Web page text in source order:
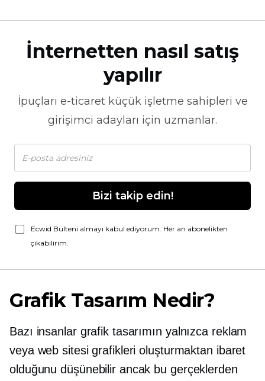
İnternetten nasıl satış
yapılır
İpuçları e-ticaretküçük işletme sahipleri ve
girişimci adayları için uzmanlar.
Bizi takip edin!
Ecwid Bülteni almayı kabul ediyorum. Her an abonelikten
çıkabilirim.
Grafik Tasarım Nedir?
Bazı insanlar grafik tasarımın yalnızca reklam
veya web sitesi grafikleri oluşturmaktan ibaret
olduğunu düşünebilir ancak bu gerçeklerden